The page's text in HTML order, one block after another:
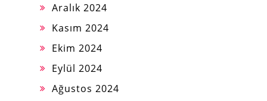
Aralık 2024
Kasım 2024
Ekim 2024
Eylül 2024
Ağustos 2024